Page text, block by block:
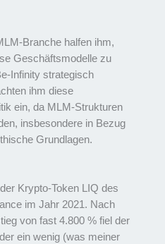
Branche halfen ihm,
Geschäftsmodelle zu
Infinity strategisch
ihm diese
ein, da MLM-Strukturen
insbesondere in Bezug
Grundlagen.
Krypto-Token LIQ des
im Jahr 2021. Nach
von fast 4.800 % fiel der
ein wenig (was meiner